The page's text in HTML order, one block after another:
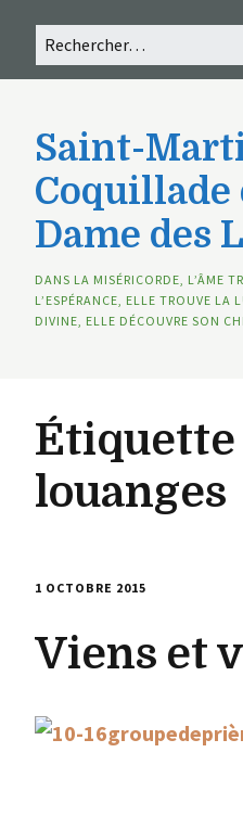
Saint-
Coquillade
Dame des
DANS LA MISÉRICORDE, L’ÂME
L’ESPÉRANCE, ELLE TROUVE
DIVINE, ELLE DÉCOUVRE SON
Étiquette
louanges
1 OCTOBRE 2015
Viens et